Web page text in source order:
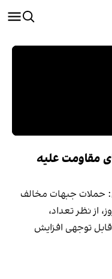
مقاومت علیه
حملات جبهات مخالف
از نظر تعداد،
توجهی افزایش